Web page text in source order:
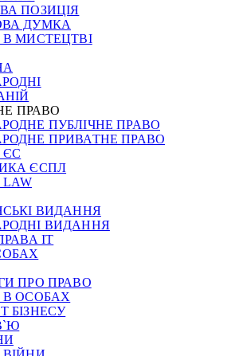
ПОЗИЦІЯ
ДУМКА
МИСТЕЦТВІ
ПРАВО
ПУБЛІЧНЕ ПРАВО
ПРИВАТНЕ ПРАВО
ЄС
ЄСПЛ
ВИДАННЯ
ВИДАННЯ
ІТ
ПРО ПРАВО
В ОСОБАХ
БІЗНЕСУ